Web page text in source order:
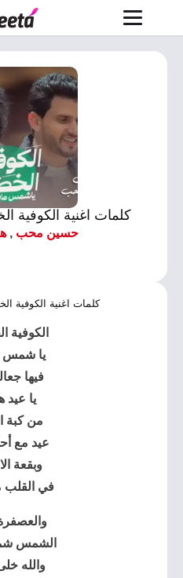
كلمات اغنية الكوفية
حسين محب ,
كلمات اغنية الكوفية
الكوفية
يا شمس
فيها
يا عيد
من كبة
عيد مع
وبقعة
في القلب
الشمس
والله